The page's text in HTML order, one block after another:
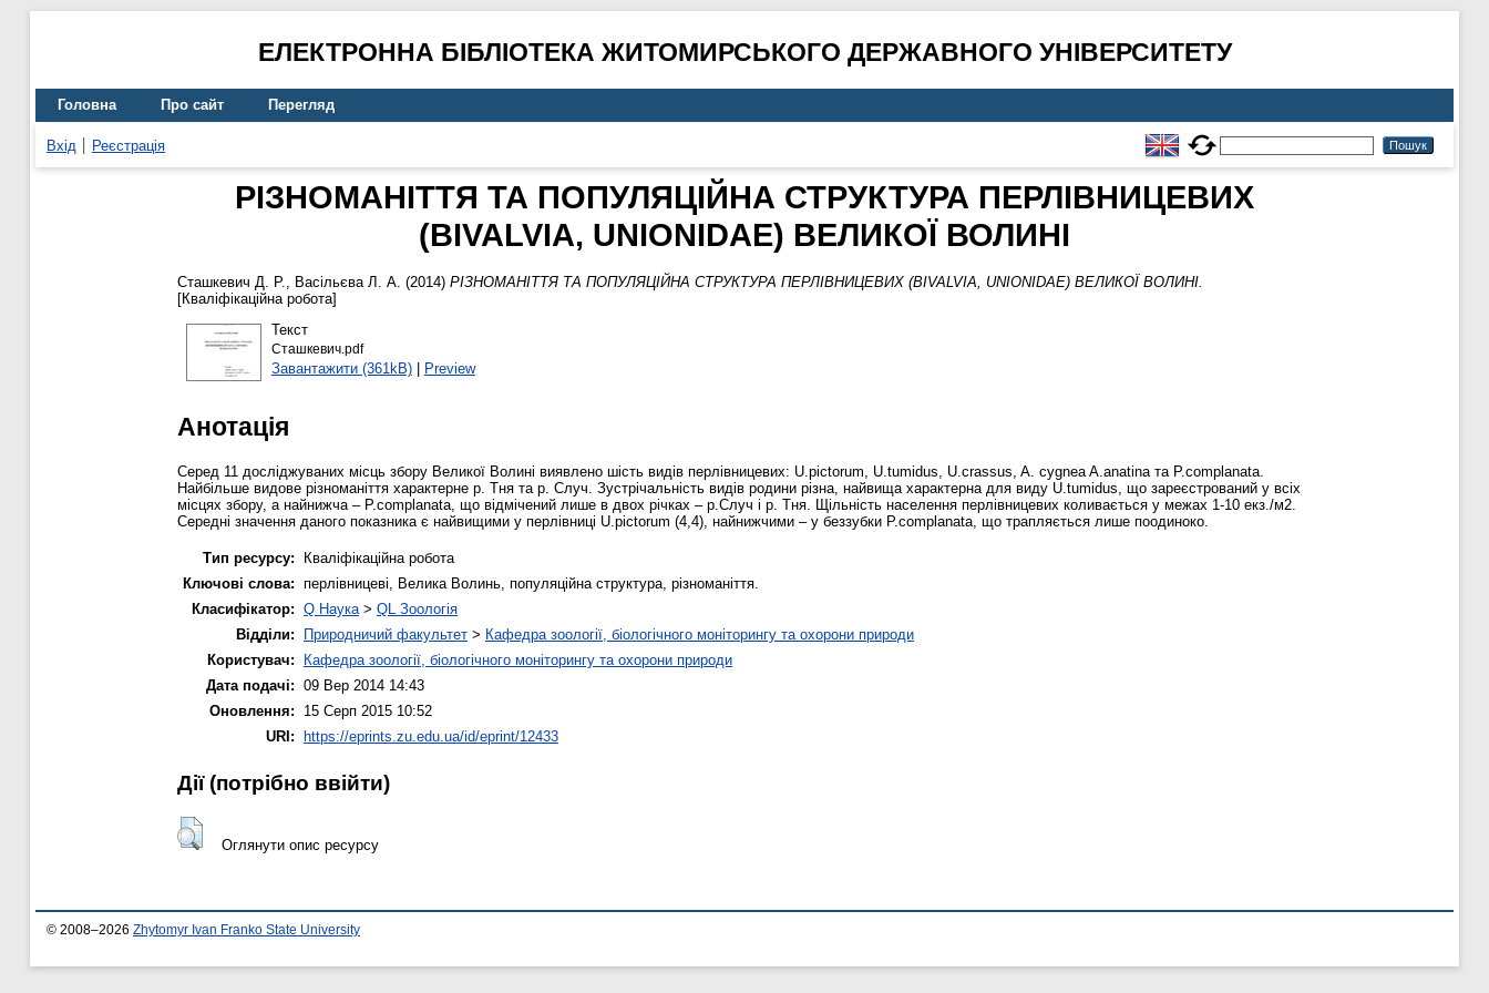
ЕЛЕКТРОННА БІБЛІОТЕКА ЖИТОМИРСЬКОГО ДЕРЖАВНОГО УНІВЕРСИТЕТУ
Головна Про сайт Перегляд
Вхід Реєстрація
РІЗНОМАНІТТЯ ТА ПОПУЛЯЦІЙНА СТРУКТУРА ПЕРЛІВНИЦЕВИХ
(BIVALVIA, UNIONIDAE) ВЕЛИКОЇ ВОЛИНІ
Сташкевич Д. Р., Васільєва Л. А. (2014) РІЗНОМАНІТТЯ ТА ПОПУЛЯЦІЙНА СТРУКТУРА ПЕРЛІВНИЦЕВИХ (BIVALVIA, UNIONIDAE) ВЕЛИКОЇ ВОЛИНІ.
[Кваліфікаційна робота]
Текст
Сташкевич.pdf
Завантажити (361kB)| Preview
Анотація
Серед 11 досліджуваних місць збору Великої Волині виявлено шість видів перлівницевих: U.pictorum, U.tumidus, U.crassus, A. cygnea A.аnatina та P.сomplanata.
Найбільше видове різноманіття характерне р. Тня та р. Случ. Зустрічальність видів родини різна, найвища характерна для виду U.tumidus, що зареєстрований у всіх
місцях збору, а найнижча – P.сomplanata, що відмічений лише в двох річках – р.Случ і р. Тня. Щільність населення перлівницевих коливається у межах 1-10 екз./м2.
Середні значення даного показника є найвищими у перлівниці U.pictorum (4,4), найнижчими – у беззубки P.complanata, що трапляється лише поодиноко.
Тип ресурсу:
Кваліфікаційна робота
Ключові слова: перлівницеві, Велика Волинь, популяційна структура, різноманіття.
Класифікатор: Q Наука > QL Зоологія
Відділи:
Природничий факультет > Кафедра зоології, біологічного моніторингу та охорони природи
Користувач:
Кафедра зоології, біологічного моніторингу та охорони природи
Дата подачі: 09 Вер 2014 14:43
Оновлення:
15 Серп 2015 10:52
URI: https://eprints.zu.edu.ua/id/eprint/12433
Дії ​​(потрібно ввійти)
Оглянути опис ресурсу
© 2008–2026 Zhytomyr Ivan Franko State University